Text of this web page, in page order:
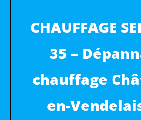
CHAUFFAGE
35 –
chauffage
en-